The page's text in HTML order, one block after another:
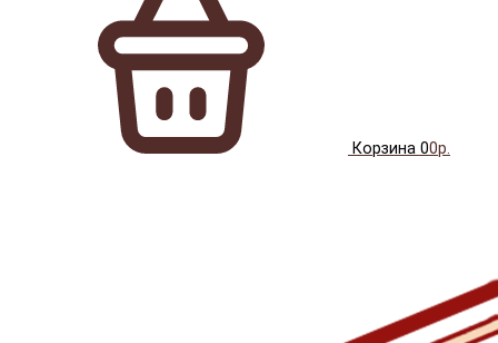
Корзина 00р.